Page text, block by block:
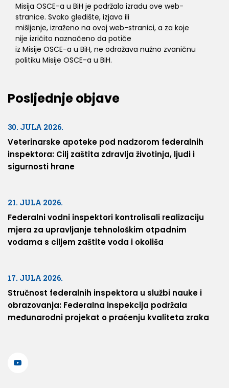
Misija OSCE-a u BiH je podržala izradu ove web-
stranice. Svako gledište, izjava ili
mišljenje, izraženo na ovoj web-stranici, a za koje
nije izričito naznačeno da potiče
iz Misije OSCE-a u BiH, ne odražava nužno zvaničnu
politiku Misije OSCE-a u BiH.
Posljednje objave
30. JULA 2026.
Veterinarske apoteke pod nadzorom federalnih
inspektora: Cilj zaštita zdravlja životinja, ljudi i
sigurnosti hrane
21. JULA 2026.
Federalni vodni inspektori kontrolisali realizaciju
mjera za upravljanje tehnološkim otpadnim
vodama s ciljem zaštite voda i okoliša
17. JULA 2026.
Stručnost federalnih inspektora u službi nauke i
obrazovanja: Federalna inspekcija podržala
međunarodni projekat o praćenju kvaliteta zraka